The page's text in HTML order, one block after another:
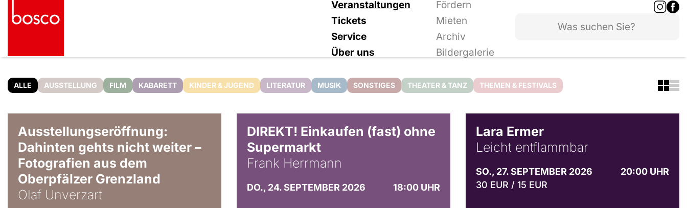
Veranstaltungen
Fördern
Tickets
Mieten
Service
Archiv
Über uns
Bildergalerie
ALLE AUSSTELLUNG FILM KABARETT KINDER & JUGEND LITERATUR MUSIK SONSTIGES THEATER & TANZ THEMEN & FESTIVALS
Ausstellungseröffnung:
Dahinten gehts nicht weiter –
Fotografien aus dem
Oberpfälzer Grenzland
Olaf Unverzart
DIREKT! Einkaufen (fast) ohne
Supermarkt
Frank Herrmann
DO., 24. SEPTEMBER 2026 18:00 UHR
Lara Ermer
Leicht entflammbar
SO., 27. SEPTEMBER 2026
20:00 UHR
30 EUR / 15 EUR